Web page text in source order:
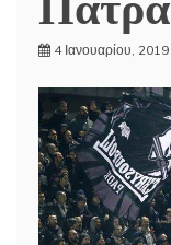
4 Ιανουαρίου, 2019